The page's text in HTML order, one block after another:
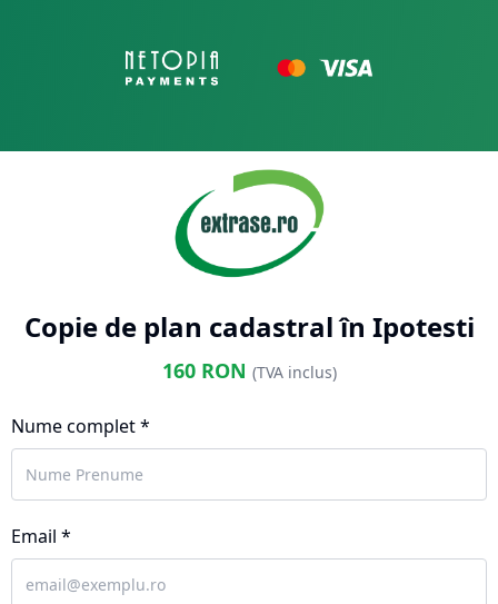
Copie de plan cadastral în Ipotesti
160RON (TVA inclus)
Nume complet *
Email *